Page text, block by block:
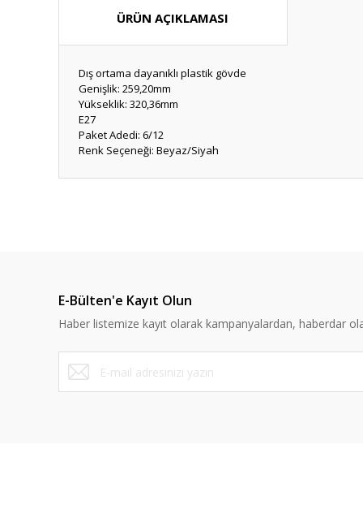
ÜRÜN AÇIKLAMASI
Dış ortama dayanıklı plastik gövde
Genişlik: 259,20mm
Yükseklik: 320,36mm
E27
Paket Adedi: 6/12
Renk Seçeneği: Beyaz/Siyah
Ürün bilgilerinde hatalar bulunuyor.
Ürün fiyatı diğer sitelerden daha pahalı.
Bu ürüne benzer farklı alternatifler olmalı.
E-Bülten'e Kayıt Olun
Haber listemize kayıt olarak kampanyalardan, haberdar